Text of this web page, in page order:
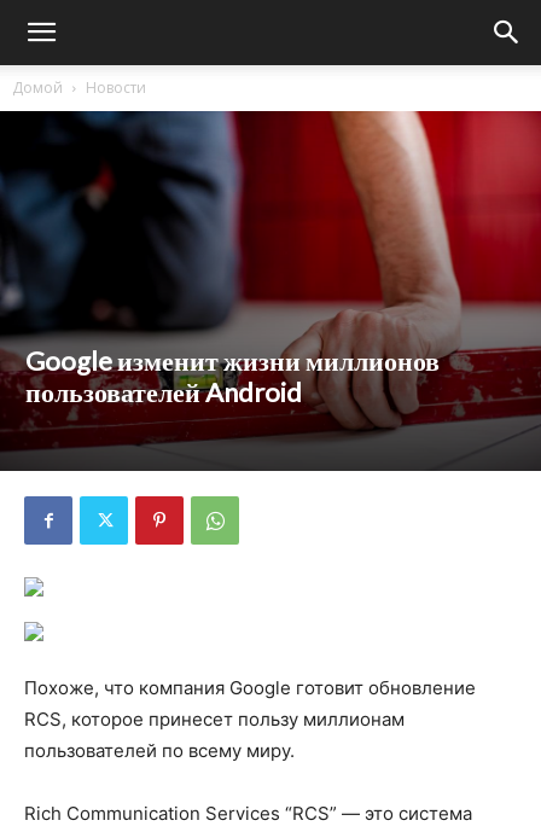
Домой Новости
Google изменит жизни миллионов
пользователей Android
Похоже, что компания Google готовит обновление
RCS, которое принесет пользу миллионам
пользователей по всему миру.
Rich Communication Services “RCS” — это система